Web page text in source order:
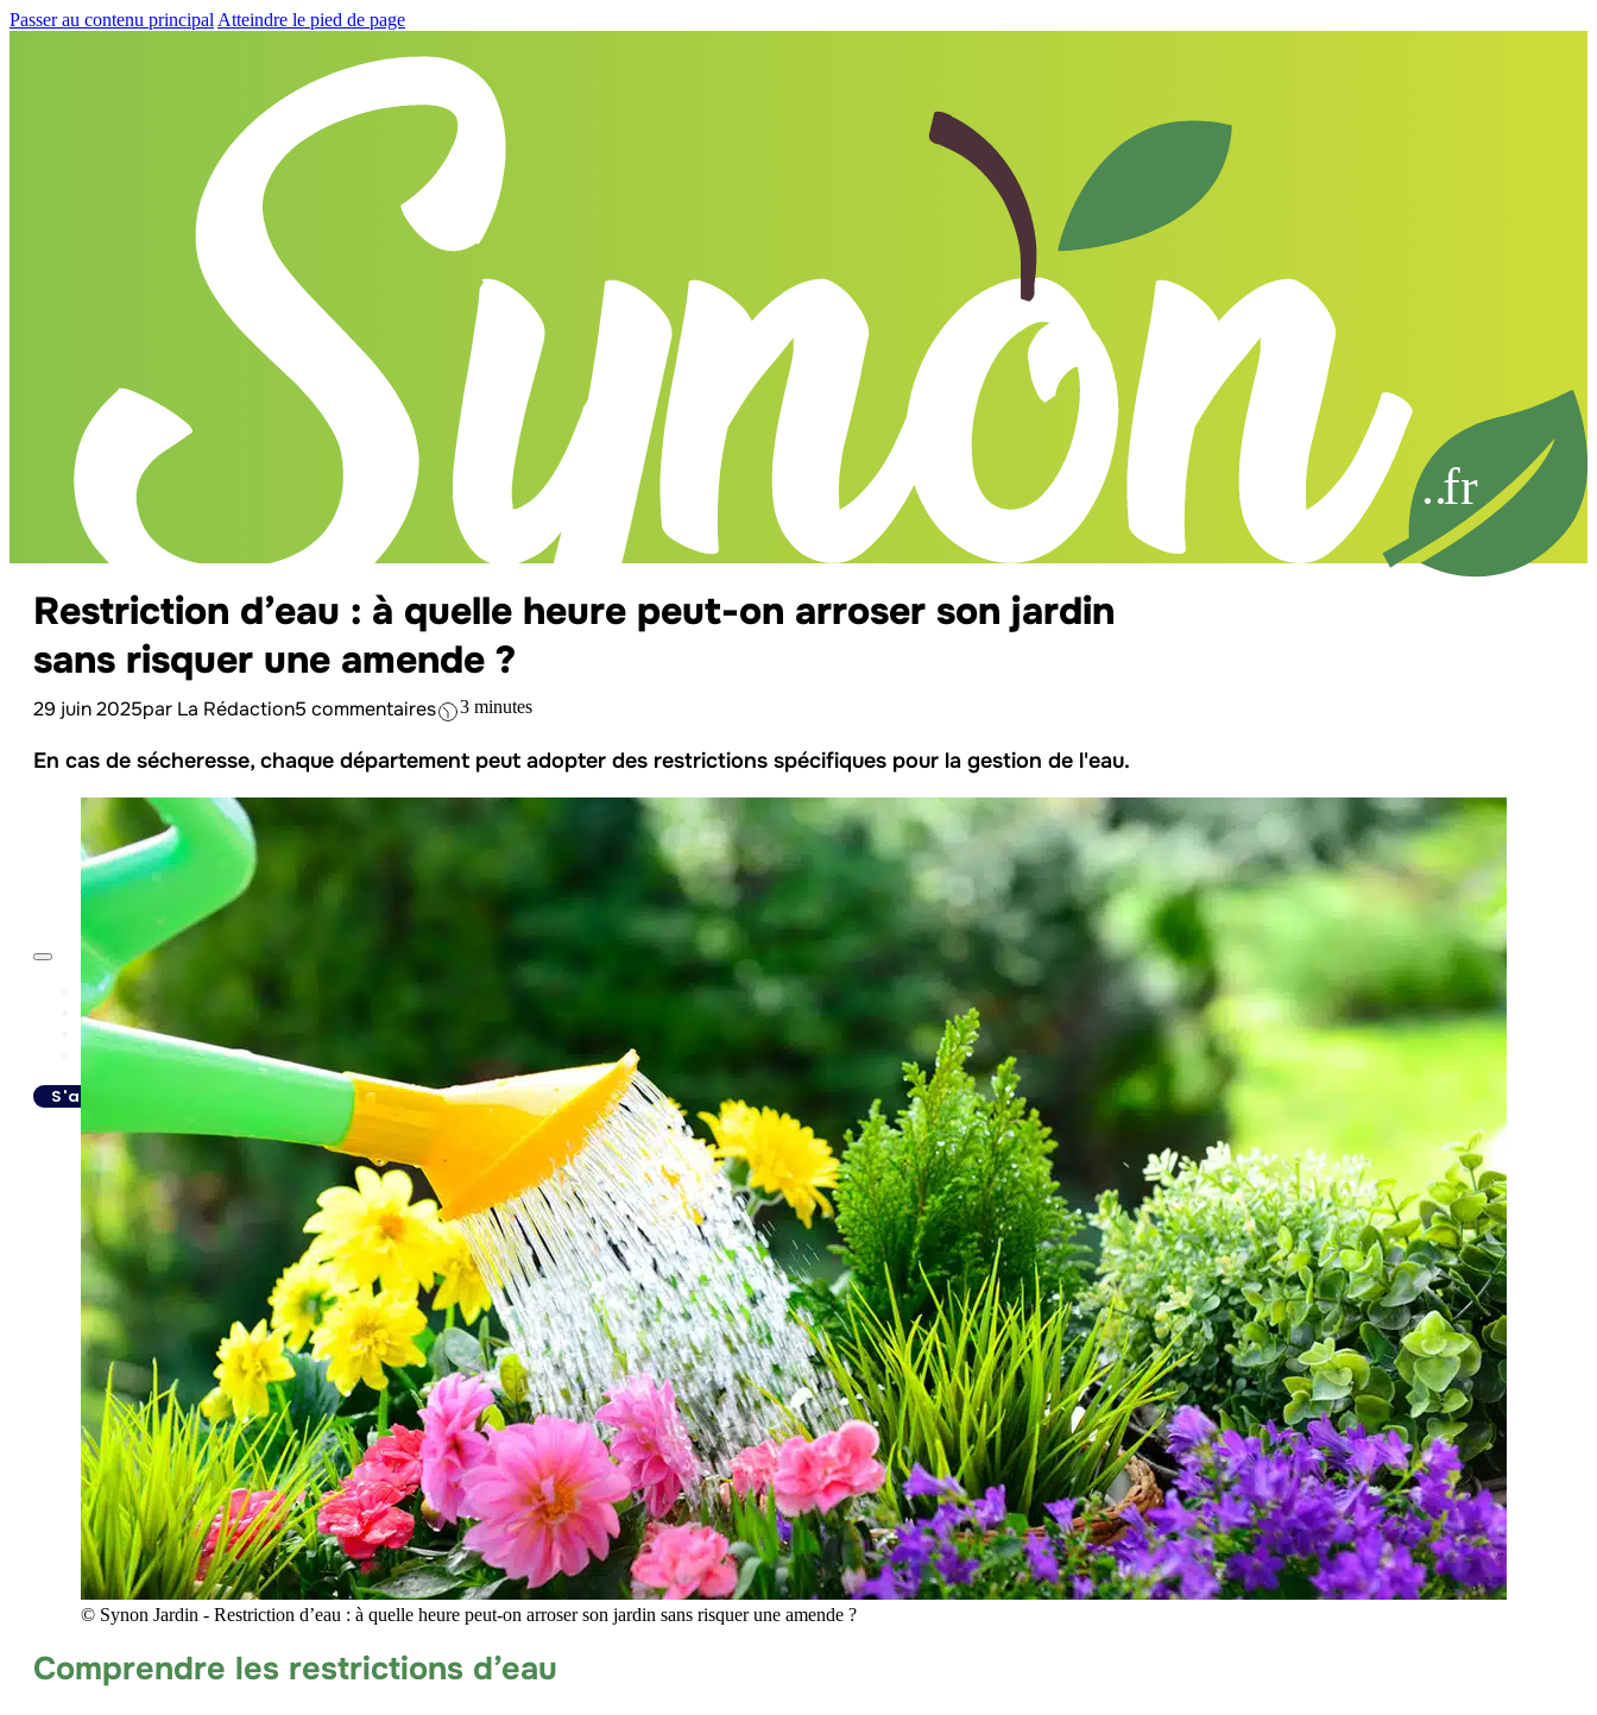
Passer au contenu principal Atteindre le pied de page
ACTUALITÉS
JARDIN
MAISON
LIFESTYLE
ACTUALITÉS
JARDIN
MAISON
LIFESTYLE
S'abonner
Restriction d’eau : à quelle heure peut-on arroser son jardin
sans risquer une amende ?
29 juin 2025par La Rédaction5 commentaires 3 minutes
En cas de sécheresse, chaque département peut adopter des restrictions spécifiques pour la gestion de l'eau.
© Synon Jardin - Restriction d’eau : à quelle heure peut-on arroser son jardin sans risquer une amende ?
Comprendre les restrictions d’eau